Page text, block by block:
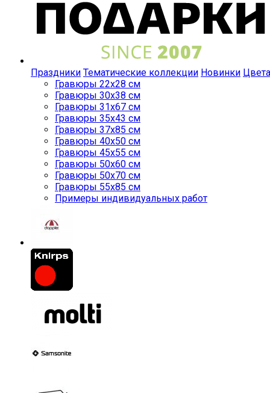
Праздники Тематические коллекции Новинки Цвета
Гравюры 22x28 см
Гравюры 30x38 см
Гравюры 31x67 см
Гравюры 35x43 см
Гравюры 37x85 см
Гравюры 40x50 см
Гравюры 45x55 см
Гравюры 50x60 см
Гравюры 50x70 см
Гравюры 55x85 см
Примеры индивидуальных работ